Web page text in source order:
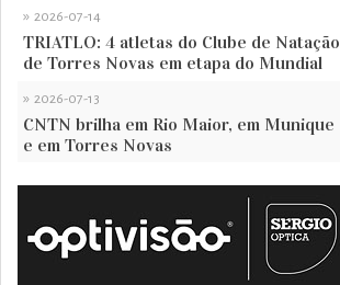
» 2026-07-14
TRIATLO: 4 atletas do Clube de Natação
de Torres Novas em etapa do Mundial
» 2026-07-13
CNTN brilha em Rio Maior, em Munique
e em Torres Novas